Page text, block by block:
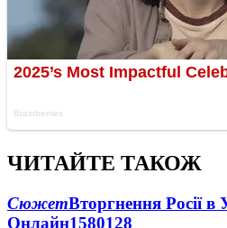
ЧИТАЙТЕ ТАКОЖ
СюжетВторгнення Росії в
Онлайн1580128